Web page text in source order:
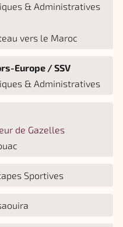
& Administratives
vers le Maroc
Europe / SSV
& Administratives
de Gazelles
Sportives